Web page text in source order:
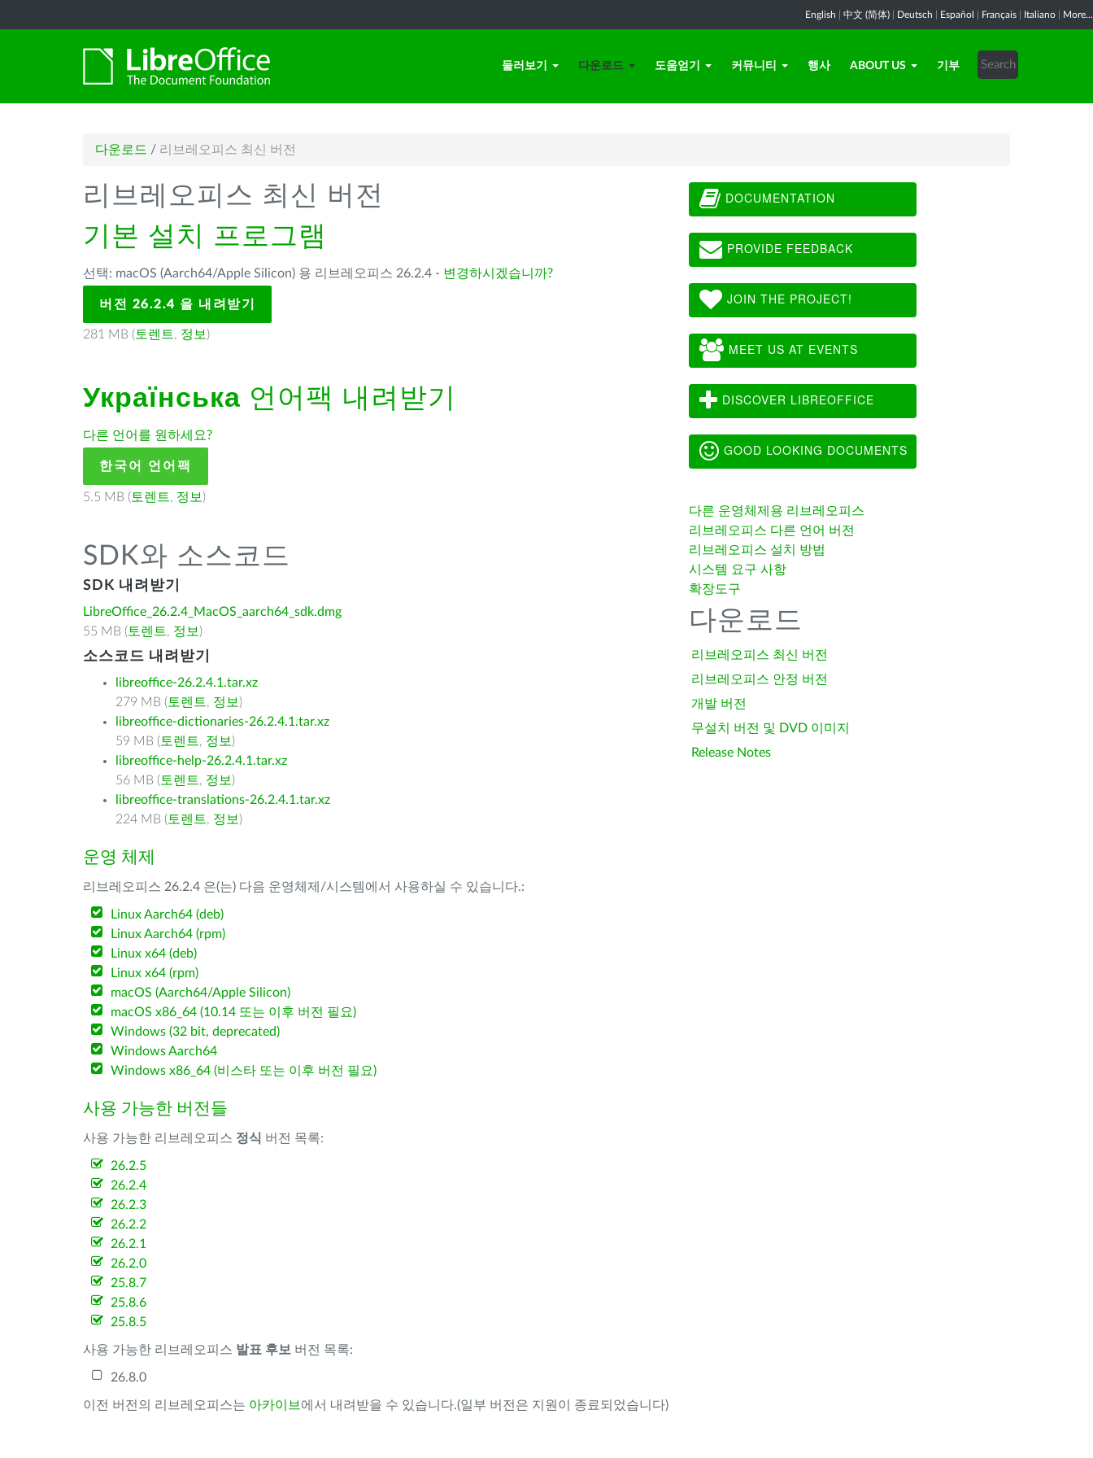
English 中文 (简体) Deutsch Español Français Italiano More...
둘러보기 다운로드 도움얻기 커뮤니티 행사 ABOUT US 기부
다운로드 / 리브레오피스 최신 버전
리브레오피스 최신 버전
기본 설치 프로그램
선택: macOS (Aarch64/Apple Silicon) 용 리브레오피스 26.2.4 - 변경하시겠습니까?
버전 26.2.4 을 내려받기
281 MB ( 토렌트, 정보 )
Українська 언어팩 내려받기
다른 언어를 원하세요?
한국어 언어팩
5.5 MB ( 토렌트, 정보 )
SDK와 소스코드
SDK 내려받기
LibreOffice_26.2.4_MacOS_aarch64_sdk.dmg
55 MB ( 토렌트, 정보 )
소스코드 내려받기
libreoffice-26.2.4.1.tar.xz
279 MB ( 토렌트, 정보 )
libreoffice-dictionaries-26.2.4.1.tar.xz
59 MB ( 토렌트, 정보 )
libreoffice-help-26.2.4.1.tar.xz
56 MB ( 토렌트, 정보 )
libreoffice-translations-26.2.4.1.tar.xz
224 MB ( 토렌트, 정보 )
운영 체제
리브레오피스 26.2.4 은(는) 다음 운영체제/시스템에서 사용하실 수 있습니다.:
Linux Aarch64 (deb)
Linux Aarch64 (rpm)
Linux x64 (deb)
Linux x64 (rpm)
macOS (Aarch64/Apple Silicon)
macOS x86_64 (10.14 또는 이후 버전 필요)
Windows (32 bit, deprecated)
Windows Aarch64
Windows x86_64 (비스타 또는 이후 버전 필요)
사용 가능한 버전들
사용 가능한 리브레오피스 정식 버전 목록:
26.2.5
26.2.4
26.2.3
26.2.2
26.2.1
26.2.0
25.8.7
25.8.6
25.8.5
사용 가능한 리브레오피스 발표 후보 버전 목록:
26.8.0
이전 버전의 리브레오피스는 아카이브 에서 내려받을 수 있습니다.(일부 버전은 지원이 종료되었습니다)
DOCUMENTATION
PROVIDE FEEDBACK
JOIN THE PROJECT!
MEET US AT EVENTS
DISCOVER LIBREOFFICE
GOOD LOOKING DOCUMENTS
다른 운영체제용 리브레오피스
리브레오피스 다른 언어 버전
리브레오피스 설치 방법
시스템 요구 사항
확장도구
다운로드
리브레오피스 최신 버전
리브레오피스 안정 버전
개발 버전
무설치 버전 및 DVD 이미지
Release Notes